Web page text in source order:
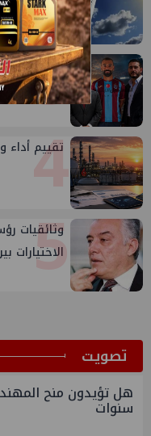
الطقس اليوم
3
حديث
وعبدول
4
تقييم أداء
5
وثائقيات
الاختيارات
ﺗﺼﻮﻳﺖ
هل تؤيدون منح
سنوات